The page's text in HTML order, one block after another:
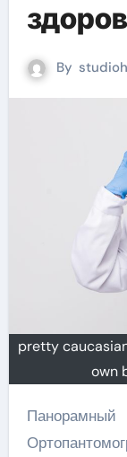
By
pretty
own
Панорамный рентгеновский снимок, или